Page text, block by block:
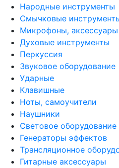
Народные инструменты
Смычковые
Микрофоны, аксессуары
Духовые инструменты
Перкуссия
Звуковое оборудование
Ударные
Клавишные
Ноты, самоучители
Наушники
Световое оборудование
Генераторы эффектов
Трансляционное
Гитарные аксессуары